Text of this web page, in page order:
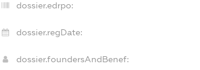
dossier.edrpo:
dossier.regDate:
dossier.foundersAndBenef: